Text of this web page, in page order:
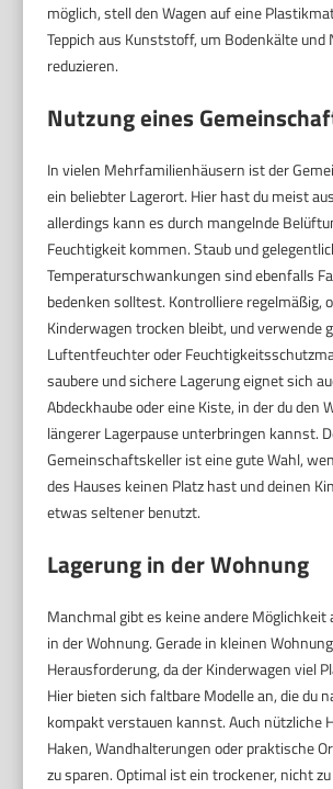
möglich, stell den Wagen auf eine
Teppich aus Kunststoff, um Bodenkälte und
reduzieren.
Nutzung eines
In vielen Mehrfamilienhäusern ist der
ein beliebter Lagerort. Hier hast du meist
allerdings kann es durch mangelnde
Feuchtigkeit kommen. Staub und
Temperaturschwankungen sind ebenfalls
bedenken solltest. Kontrolliere regelmäßig,
Kinderwagen trocken bleibt, und verwende
Luftentfeuchter oder
saubere und sichere Lagerung eignet sich
Abdeckhaube oder eine Kiste, in der du den
längerer Lagerpause unterbringen kannst.
Gemeinschaftskeller ist eine gute Wahl,
des Hauses keinen Platz hast und deinen
etwas seltener benutzt.
Lagerung in der Wohnung
Manchmal gibt es keine andere Möglichkeit
in der Wohnung. Gerade in kleinen
Herausforderung, da der Kinderwagen viel
Hier bieten sich faltbare Modelle an, die du
kompakt verstauen kannst. Auch nützliche
Haken, Wandhalterungen oder praktische
zu sparen. Optimal ist ein trockener, nicht